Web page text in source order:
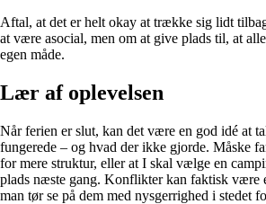
Aftal, at det er helt okay at trække sig lidt
at være asocial, men om at give plads til, at
egen måde.
Lær af oplevelsen
Når ferien er slut, kan det være en god idé at
fungerede – og hvad der ikke gjorde. Måske
for mere struktur, eller at I skal vælge en
plads næste gang. Konflikter kan faktisk
man tør se på dem med nysgerrighed i stedet